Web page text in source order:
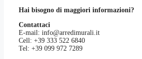
Hai bisogno di maggiori informazioni?
Contattaci
E-mail: info@arredimurali.it
Cell: +39 333 522 6840
Tel: +39 099 972 7289